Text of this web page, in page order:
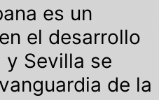
es un
el desarrollo
y Sevilla se
de la